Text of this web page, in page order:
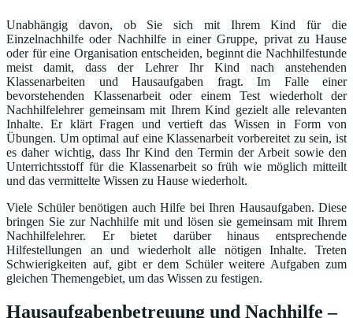
Unabhängig davon, ob Sie sich mit Ihrem Kind für die
Einzelnachhilfe oder Nachhilfe in einer Gruppe, privat zu Hause
oder für eine Organisation entscheiden, beginnt die Nachhilfestunde
meist damit, dass der Lehrer Ihr Kind nach anstehenden
Klassenarbeiten und Hausaufgaben fragt. Im Falle einer
bevorstehenden Klassenarbeit oder einem Test wiederholt der
Nachhilfelehrer gemeinsam mit Ihrem Kind gezielt alle relevanten
Inhalte. Er klärt Fragen und vertieft das Wissen in Form von
Übungen. Um optimal auf eine Klassenarbeit vorbereitet zu sein, ist
es daher wichtig, dass Ihr Kind den Termin der Arbeit sowie den
Unterrichtsstoff für die Klassenarbeit so früh wie möglich mitteilt
und das vermittelte Wissen zu Hause wiederholt.
Viele Schüler benötigen auch Hilfe bei Ihren Hausaufgaben. Diese
bringen Sie zur Nachhilfe mit und lösen sie gemeinsam mit Ihrem
Nachhilfelehrer. Er bietet darüber hinaus entsprechende
Hilfestellungen an und wiederholt alle nötigen Inhalte. Treten
Schwierigkeiten auf, gibt er dem Schüler weitere Aufgaben zum
gleichen Themengebiet, um das Wissen zu festigen.
Hausaufgabenbetreuung und Nachhilfe –